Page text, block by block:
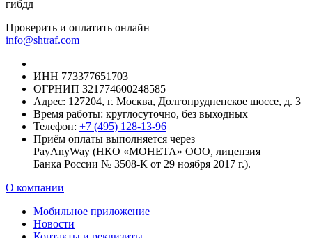
гибдд
Проверить и оплатить онлайн
info@shtraf.com
ИНН 773377651703
ОГРНИП 321774600248585
Адрес: 127204, г. Москва, Долгопрудненское шоссе, д. 3
Время работы: круглосуточно, без выходных
Телефон: +7 (495) 128-13-96
Приём оплаты выполняется через
PayAnyWay (НКО «МОНЕТА» ООО, лицензия
Банка России № 3508-К от 29 ноября 2017 г.).
О компании
Мобильное приложение
Новости